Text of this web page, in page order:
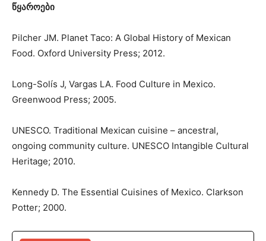
წყაროები
Pilcher JM. Planet Taco: A Global History of Mexican
Food. Oxford University Press; 2012.
Long-Solís J, Vargas LA. Food Culture in Mexico.
Greenwood Press; 2005.
UNESCO. Traditional Mexican cuisine – ancestral,
ongoing community culture. UNESCO Intangible Cultural
Heritage; 2010.
Kennedy D. The Essential Cuisines of Mexico. Clarkson
Potter; 2000.